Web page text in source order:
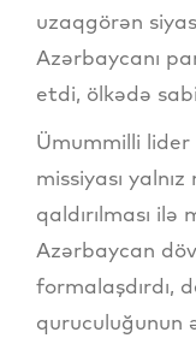
uzaqgörən
Azərbaycanı
etdi, ölkədə
Ümummilli lider
missiyası
qaldırılması
Azərbaycan
formalaşdırdı,
quruculuğunun